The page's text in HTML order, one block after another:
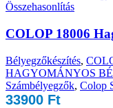
Összehasonlítás
COLOP 18006
Bélyegzőkészítés,
HAGYOMÁNYOS
Számbélyegzők, Colop
33900 Ft